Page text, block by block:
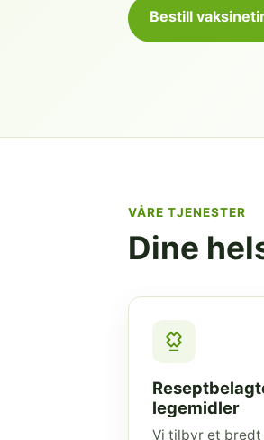
Bestill
VÅRE TJENESTER
Dine
legemidler
Vi tilbyr et bredt